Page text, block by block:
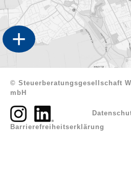
+
© Steuerberatungsgesellschaft
mbH
Barrierefreiheitserklärung